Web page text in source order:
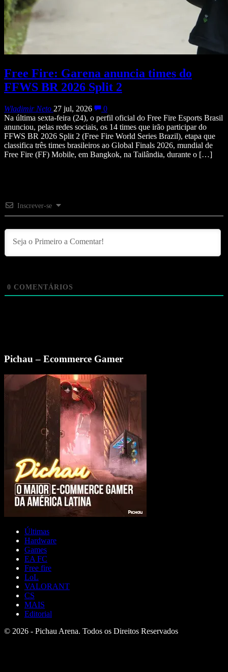
Free Fire: Garena anuncia times do
FFWS BR 2026 Split 2
Wladimir Neto 27 jul, 2026
0
Na última sexta-feira (24), o perfil oficial do Free Fire Esports Brasil
anunciou, pelas redes sociais, os 14 times que irão participar do
FFWS BR 2026 Split 2 (Free Fire World Series Brazil), etapa que
classifica três times brasileiros ao Global Finals 2026, mundial de
Free Fire (FF) Mobile, em Bangkok, na Tailândia, durante o […]
Inscrever-se
0 COMENTÁRIOS
Pichau – Ecommerce Gamer
Últimas
Hardware
Games
EA FC
Free fire
LoL
VALORANT
CS
MAIS
Editorial
© 2026 - Pichau Arena. Todos os Direitos Reservados